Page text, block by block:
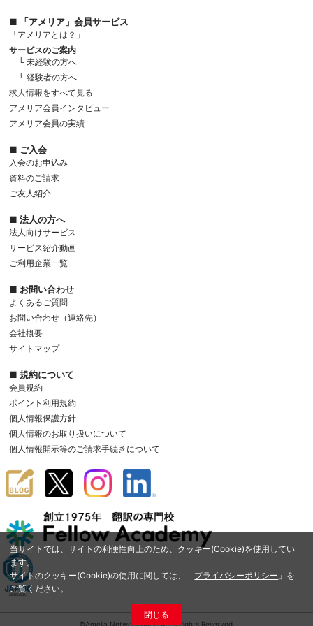
当サイトでは、サイトの利便性向上のため、クッキー(Cookie)を使用してい
ます。
サイトのクッキー(Cookie)の使用に関しては、「プライバシーポリシー 」を
ご覧ください。
閉じる
■ 「アメリア」会員サービス
「アメリアとは？」
サービスのご案内
└ 未経験の方へ
└ 経験者の方へ
求人情報をすべて見る
アメリア会員インタビュー
アメリア会員の実績
■ ご入会
入会のお申込み
資料のご請求
ご友人紹介
■ 法人の方へ
法人向けサービス
サービス紹介動画
ご利用企業一覧
■ お問い合わせ
よくあるご質問
お問い合わせ（連絡先）
会社概要
サイトマップ
■ 規約について
会員規約
ポイント利用規約
個人情報保護方針
個人情報のお取り扱いについて
個人情報開示等のご請求手続きについて
©Amelia Network Co.,Ltd. All Rights Reserved.